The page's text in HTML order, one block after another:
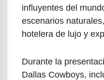
influyentes del
escenarios
hotelera de lujo y
Durante la
Dallas Cowboys,